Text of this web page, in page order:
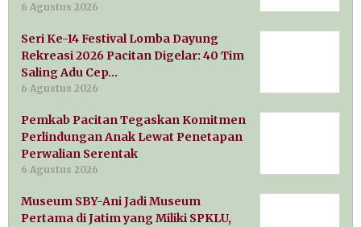
6 Agustus 2026
Seri Ke-14 Festival Lomba Dayung
Rekreasi 2026 Pacitan Digelar: 40 Tim
Saling Adu Cep…
6 Agustus 2026
Pemkab Pacitan Tegaskan Komitmen
Perlindungan Anak Lewat Penetapan
Perwalian Serentak
6 Agustus 2026
Museum SBY-Ani Jadi Museum
Pertama di Jatim yang Miliki SPKLU,